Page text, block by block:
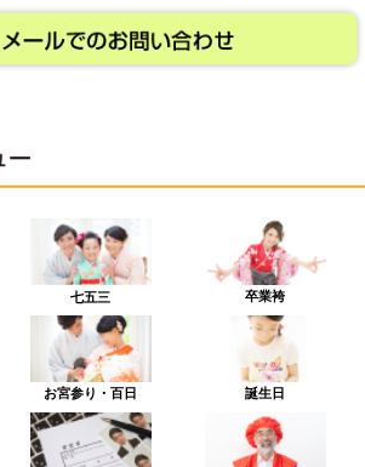
七五三 卒業袴
お宮参り・百日 誕生日